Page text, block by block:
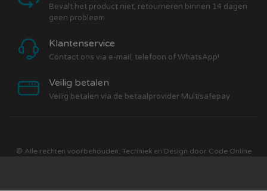
Bevalt het product niet, retourneren binnen 14 dagen
geen probleem
Klantenservice
Contact ons via e-mail, telefoon of WhatsApp!
Veilig betalen
Veilig betalen via de betaalprovider Multisafepay
© Alle rechten voorbehouden. Techniek en Design door Code Online